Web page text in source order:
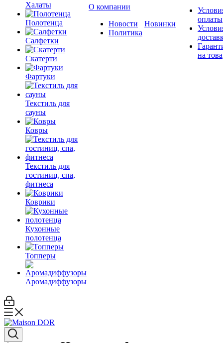
Халаты
Полотенца
Салфетки
Скатерти
Фартуки
Текстиль для
сауны
Ковры
Текстиль для
гостиниц, спа,
фитнеса
Коврики
Кухонные
полотенца
Топперы
Аромадиффузоры
О компании
Новости
Политика
Новинки
оплаты
на